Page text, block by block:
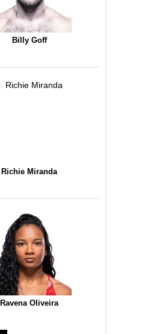
Billy Goff
Richie Miranda
Ravena Oliveira